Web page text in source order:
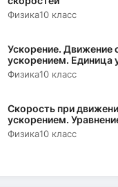
Физика10 класс
Ускорение. Движение
ускорением. Единица
Физика10 класс
Скорость при
ускорением.
постоянным
Физика10 класс